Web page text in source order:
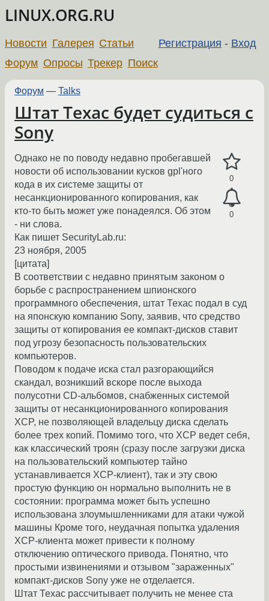
LINUX.ORG.RU
Регистрация - Вход
Новости Галерея Статьи
Форум Опросы Трекер Поиск
Форум — Talks
Штат Техас будет судиться с
Sony
0
0
Однако не по поводу недавно пробегавшей
новости об использовании кусков gpl'ного
кода в их системе защиты от
несанкционированного копирования, как
кто-то быть может уже понадеялся. Об этом
- ни слова.
Как пишет SecurityLab.ru:
23 ноября, 2005
[цитата]
В соответствии с недавно принятым законом о
борьбе с распространением шпионского
программного обеспечения, штат Техас подал в суд
на японскую компанию Sony, заявив, что средство
защиты от копирования ее компакт-дисков ставит
под угрозу безопасность пользовательских
компьютеров.
Поводом к подаче иска стал разгорающийся
скандал, возникший вскоре после выхода
полусотни CD-альбомов, снабженных системой
защиты от несанкционированного копирования
XCP, не позволяющей владельцу диска сделать
более трех копий. Помимо того, что XCP ведет себя,
как классический троян (сразу после загрузки диска
на пользовательский компьютер тайно
устанавливается XCP-клиент), так и эту свою
простую функцию он нормально выполнить не в
состоянии: программа может быть успешно
использована злоумышленниками для атаки чужой
машины Кроме того, неудачная попытка удаления
XCP-клиента может привести к полному
отключению оптического привода. Понятно, что
простыми извинениями и отзывом "зараженных"
компакт-дисков Sony уже не отделается.
Штат Техас рассчитывает получить не менее ста